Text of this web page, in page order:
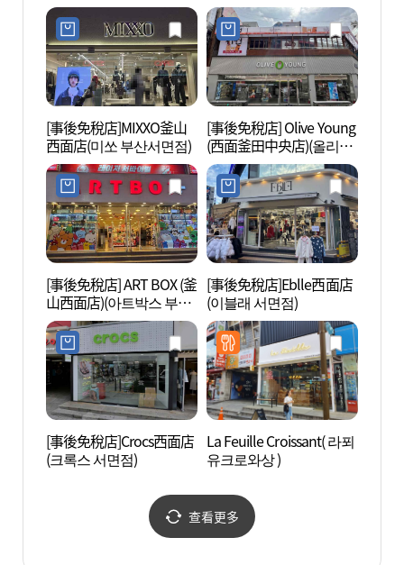
[事後免稅店]MIXXO釜山
西面店(미쏘 부산서면점)
[事後免稅店] Olive Young
(西面釜田中央店)(올리브
영 서면부전중앙점)
[事後免稅店] ART BOX (釜
山西面店)(아트박스 부산
서면점)
[事後免稅店]Eblle西面店
(이블래 서면점)
[事後免稅店]Crocs西面店
(크록스 서면점)
La Feuille Croissant( 라푀
유크로와상 )
查看更多